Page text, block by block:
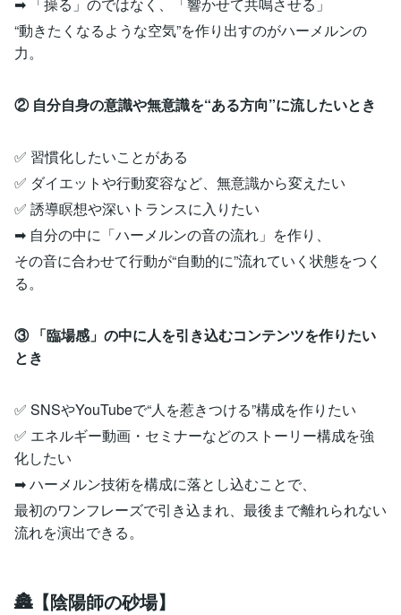
“動きたくなるような空気”を作り出すのがハーメルンの
力。
② 自分自身の意識や無意識を“ある方向”に流したいとき
✅ 習慣化したいことがある
✅ ダイエットや行動変容など、無意識から変えたい
✅ 誘導瞑想や深いトランスに入りたい
➡ 自分の中に「ハーメルンの音の流れ」を作り、
その音に合わせて行動が“自動的に”流れていく状態をつく
る。
③ 「臨場感」の中に人を引き込むコンテンツを作りたい
とき
✅ SNSやYouTubeで“人を惹きつける”構成を作りたい
✅ エネルギー動画・セミナーなどのストーリー構成を強
化したい
➡ ハーメルン技術を構成に落とし込むことで、
最初のワンフレーズで引き込まれ、最後まで離れられない
流れを演出できる。
🏯【陰陽師の砂場】